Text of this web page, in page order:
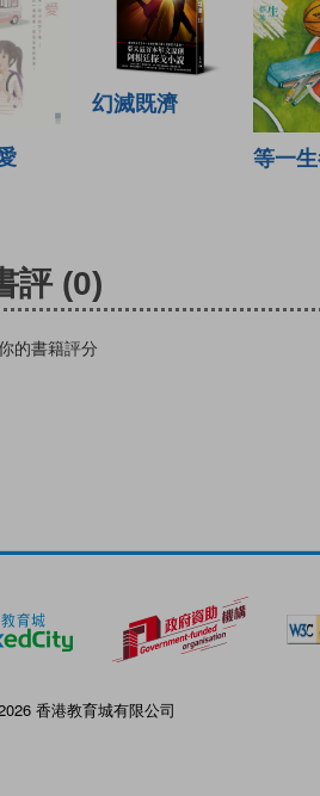
幻滅既濟
等一
評 (0)
的書籍評分
香港教育城有限公司